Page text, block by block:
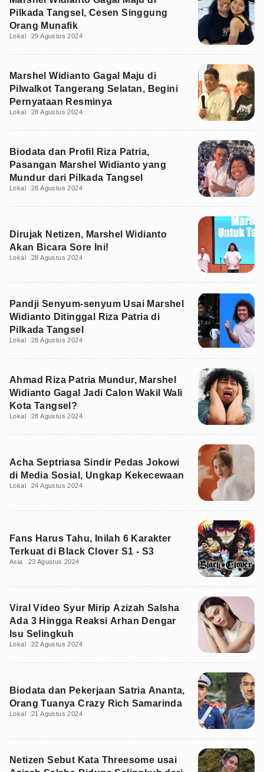
Pilkada Tangsel, Cesen Singgung
Orang Munafik
Lokal 29 Agustus 2024
Marshel Widianto Gagal Maju di
Pilwalkot Tangerang Selatan, Begini
Pernyataan Resminya
Lokal 28 Agustus 2024
Biodata dan Profil Riza Patria,
Pasangan Marshel Widianto yang
Mundur dari Pilkada Tangsel
Lokal 28 Agustus 2024
Dirujak Netizen, Marshel Widianto
Akan Bicara Sore Ini!
Lokal 28 Agustus 2024
Pandji Senyum-senyum Usai Marshel
Widianto Ditinggal Riza Patria di
Pilkada Tangsel
Lokal 28 Agustus 2024
Ahmad Riza Patria Mundur, Marshel
Widianto Gagal Jadi Calon Wakil Wali
Kota Tangsel?
Lokal 28 Agustus 2024
Acha Septriasa Sindir Pedas Jokowi
di Media Sosial, Ungkap Kekecewaan
Lokal 24 Agustus 2024
Fans Harus Tahu, Inilah 6 Karakter
Terkuat di Black Clover S1 - S3
Asia 23 Agustus 2024
Viral Video Syur Mirip Azizah Salsha
Ada 3 Hingga Reaksi Arhan Dengar
Isu Selingkuh
Lokal 22 Agustus 2024
Biodata dan Pekerjaan Satria Ananta,
Orang Tuanya Crazy Rich Samarinda
Lokal 21 Agustus 2024
Netizen Sebut Kata Threesome usai